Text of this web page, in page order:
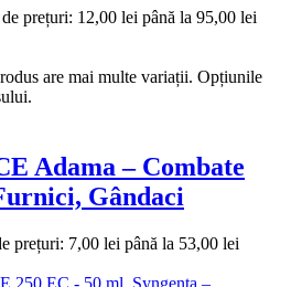
prețuri: 12,00 lei până la 95,00 lei
are mai multe variații. Opțiunile
Adama – Combate
Gândaci
prețuri: 7,00 lei până la 53,00 lei